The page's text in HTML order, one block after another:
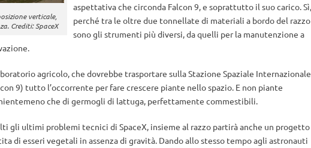
verticale,
Crediti: SpaceX
aspettativa che circonda Falcon 9, e soprattutto il suo carico. Sì,
perché tra le oltre due tonnellate di materiali a bordo del
sono gli strumenti più diversi, da quelli per la manutenzione a
agricolo, che dovrebbe trasportare sulla Stazione Spaziale Internazionale
9) tutto l’occorrente per fare crescere piante nello spazio. E non piante
che di germogli di lattuga, perfettamente commestibili.
gli ultimi problemi tecnici di SpaceX, insieme al razzo partirà anche un progetto
di esseri vegetali in assenza di gravità. Dando allo stesso tempo agli astronauti